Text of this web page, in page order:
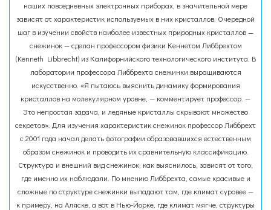
наших повседневных электронных приборах, в значительной мере
зависят от характеристик используемых в них кристаллов. Очередной
шаг в изучении свойств наиболее известных природных кристаллов —
снежинок — сделан профессором физики Кеннетом Либбрехтом
(Kenneth Libbrecht) из Калифорнийского технологического института. В
лаборатории профессора Либбрехта снежинки выращиваются
искусственно. «Я пытаюсь выяснить динамику формирования
кристаллов на молекулярном уровне, — комментирует профессор. —
Это непростая задача, и ледяные кристаллы скрывают множество
секретов». Для изучения характеристик снежинок профессор Либбрехт
с 2001 года начал делать фотографии образовавшихся естественным
образом снежинок и проводить их сравнительную классификацию.
Структура и внешний вид снежинок, как выяснилось, зависят от того,
где именно их наблюдали. По мнению Либбрехта, самые красивые и
сложные по структуре снежинки выпадают там, где климат суровее —
к примеру, на Аляске, а вот в Нью-Йорке, где климат мягче, структуры